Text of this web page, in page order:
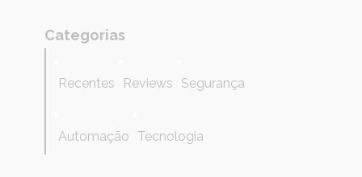
Categorias
Recentes Reviews Segurança
Automação Tecnologia